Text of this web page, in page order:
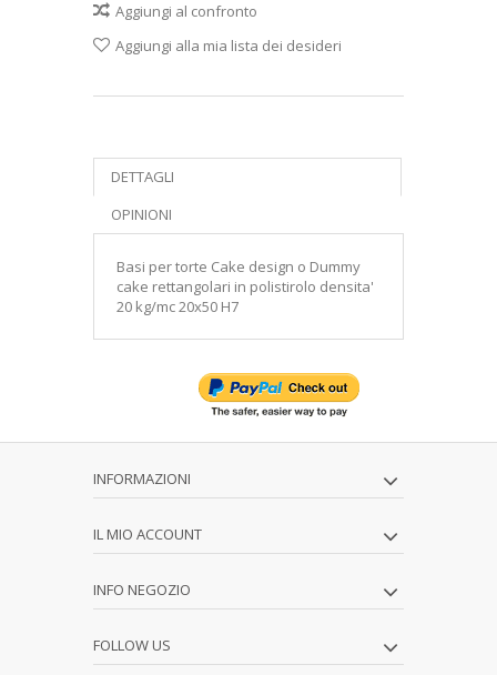
Aggiungi al confronto
Aggiungi alla mia lista dei desideri
DETTAGLI
OPINIONI
Basi per torte Cake design o Dummy
cake rettangolari in polistirolo densita'
20 kg/mc 20x50 H7
INFORMAZIONI
IL MIO ACCOUNT
INFO NEGOZIO
FOLLOW US